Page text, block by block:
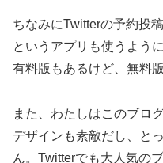
ちなみにTwitterの予約投
というアプリも使うよう
有料版もあるけど、無料
また、わたしはこのブロ
デザインも素敵だし、と
ん。Twitterでも大人気の